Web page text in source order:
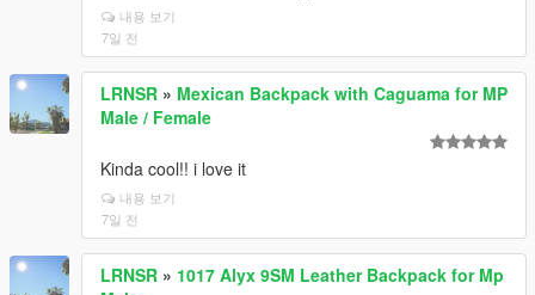
내용 보기
7일 전
LRNSR » Mexican Backpack with Caguama for MP
Male / Female
Kinda cool!! i love it
내용 보기
7일 전
LRNSR » 1017 Alyx 9SM Leather Backpack for Mp